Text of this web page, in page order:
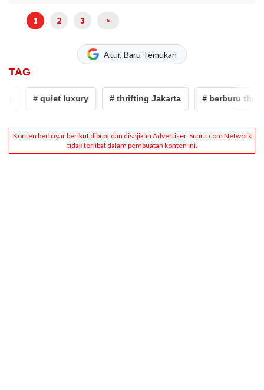
1 2 3 >
Atur, Baru Temukan
TAG
# quiet luxury # thrifting Jakarta # berburu thrift